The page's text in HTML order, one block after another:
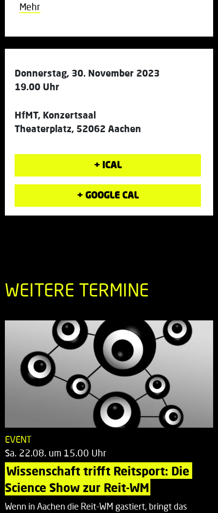
Mehr
Donnerstag, 30. November 2023
19.00 Uhr
HfMT, Konzertsaal
Theaterplatz, 52062 Aachen
+ ICAL
+ GOOGLE CAL
WEITERE TERMINE
EVENT
Sa. 22.08. um 15.00 Uhr
Wissenschaft trifft Reitsport: Die
Science Show zur Reit-WM
Wenn in Aachen die Reit-WM gastiert, bringt das